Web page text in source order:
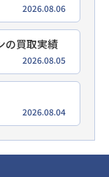
2026.08.06
の買取実績
2026.08.05
2026.08.04